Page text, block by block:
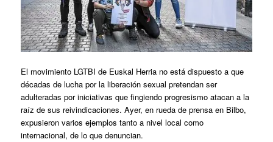
El movimiento LGTBI de Euskal Herria no está dispuesto a que
décadas de lucha por la liberación sexual pretendan ser
adulteradas por iniciativas que fingiendo progresismo atacan a la
raíz de sus reivindicaciones. Ayer, en rueda de prensa en Bilbo,
expusieron varios ejemplos tanto a nivel local como
internacional, de lo que denuncian.